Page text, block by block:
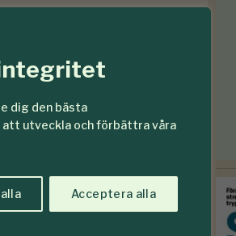
dig den bästa
att utveckla och förbättra våra
Acceptera alla